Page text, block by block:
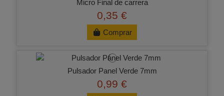
Micro Final de carrera
0,35 €
Comprar
Pulsador Panel Verde 7mm
0,99 €